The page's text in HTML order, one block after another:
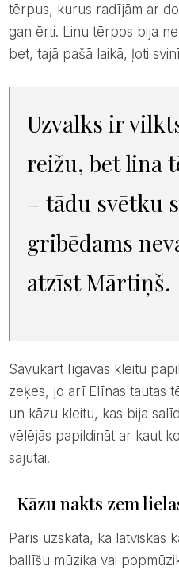
tērpus, kurus radījām ar
gan ērti. Linu tērpos bija
bet, tajā pašā laikā, ļoti
Uzvalks ir vilkts simtiem
reižu, bet lina
– tādu svētku
gribēdams
atzīst Mārtiņš.
Savukārt līgavas kleitu papildināja Zemgales josta un
zeķes, jo arī Elīnas tautas
un kāzu kleitu, kas bija
vēlējās papildināt ar kaut
sajūtai.
Kāzu nakts zem
Pāris uzskata, ka latviskās kāzās diezin vai iederētos
ballīšu mūzika vai